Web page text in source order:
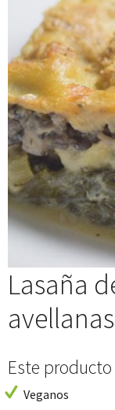
Lasaña
avellanas
Este
Veganos